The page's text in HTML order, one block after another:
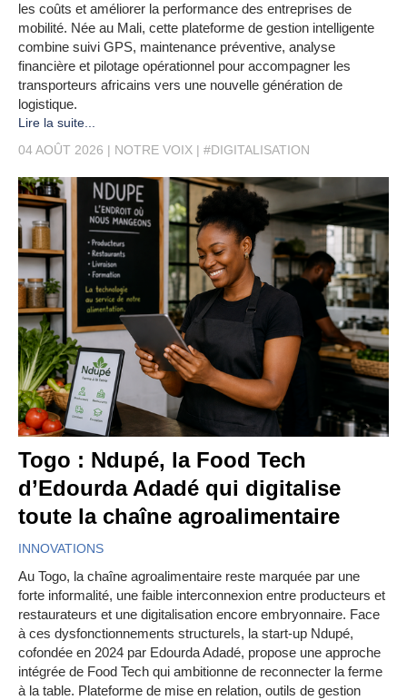
les coûts et améliorer la performance des entreprises de
mobilité. Née au Mali, cette plateforme de gestion intelligente
combine suivi GPS, maintenance préventive, analyse
financière et pilotage opérationnel pour accompagner les
transporteurs africains vers une nouvelle génération de
logistique.
Lire la suite...
04 AOÛT 2026
NOTRE VOIX #DIGITALISATION
Togo : Ndupé, la Food Tech
d’Edourda Adadé qui digitalise
toute la chaîne agroalimentaire
INNOVATIONS
Au Togo, la chaîne agroalimentaire reste marquée par une
forte informalité, une faible interconnexion entre producteurs et
restaurateurs et une digitalisation encore embryonnaire. Face
à ces dysfonctionnements structurels, la start-up Ndupé,
cofondée en 2024 par Edourda Adadé, propose une approche
intégrée de Food Tech qui ambitionne de reconnecter la ferme
à la table. Plateforme de mise en relation, outils de gestion